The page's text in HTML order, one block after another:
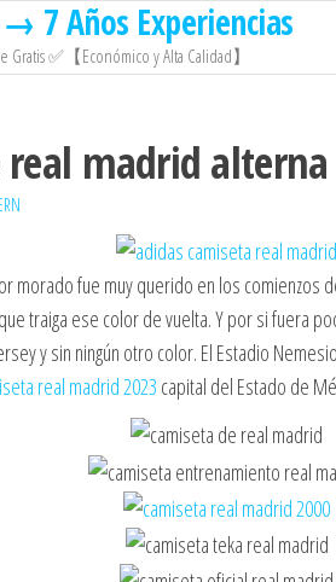
7 Años Experiencias
✅【Económico y Alta Calidad】
real madrid alterna
morado fue muy querido en los comienzos
traiga ese color de vuelta. Y por si fuera
y sin ningún otro color. El Estadio
real madrid 2023 capital del Estado de